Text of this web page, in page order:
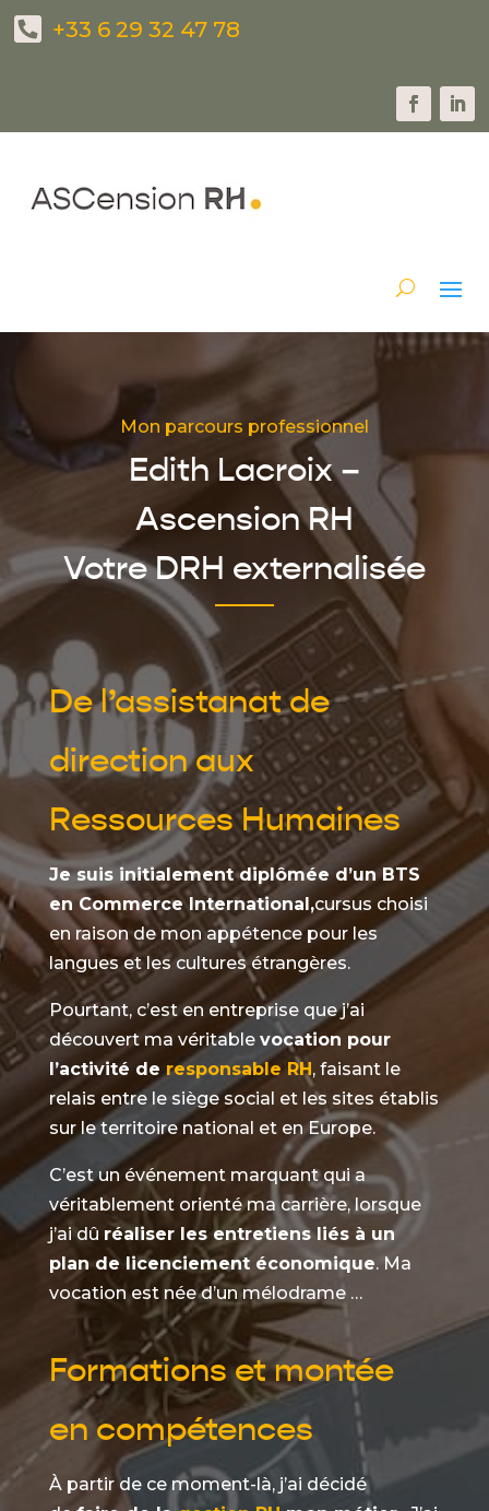
+33 6 29 32 47 78‬
Mon parcours professionnel
Edith Lacroix –
Ascension RH
Votre DRH externalisée
De l’assistanat de
direction aux
Ressources Humaines
Je suis initialement diplômée d’un BTS
en Commerce International,cursus choisi
en raison de mon appétence pour les
langues et les cultures étrangères.
Pourtant, c’est en entreprise que j’ai
découvert ma véritable vocation pour
l’activité deresponsable RH, faisant le
relais entre le siège social et les sites établis
sur le territoire national et en Europe.
C’est un événement marquant qui a
véritablement orienté ma carrière, lorsque
j’ai dû réaliser les entretiens liés à un
plan de licenciement économique. Ma
vocation est née d’un mélodrame …
Formations et montée
en compétences
À partir de ce moment-là, j’ai décidé